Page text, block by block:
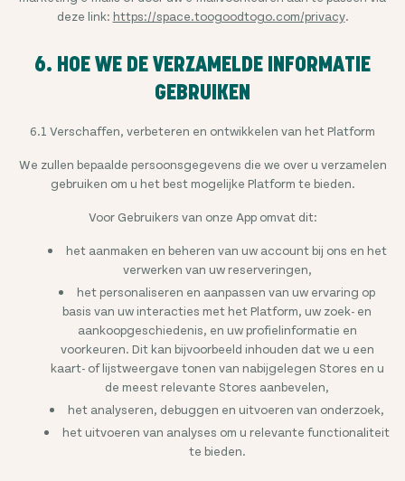
deze link: https://space.toogoodtogo.com/privacy.
6. HOE WE DE VERZAMELDE INFORMATIE
GEBRUIKEN
6.1 Verschaffen, verbeteren en ontwikkelen van het Platform
We zullen bepaalde persoonsgegevens die we over u verzamelen
gebruiken om u het best mogelijke Platform te bieden.
Voor Gebruikers van onze App omvat dit:
het aanmaken en beheren van uw account bij ons en het
verwerken van uw reserveringen,
het personaliseren en aanpassen van uw ervaring op
basis van uw interacties met het Platform, uw zoek- en
aankoopgeschiedenis, en uw profielinformatie en
voorkeuren. Dit kan bijvoorbeeld inhouden dat we u een
kaart- of lijstweergave tonen van nabijgelegen Stores en u
de meest relevante Stores aanbevelen,
het analyseren, debuggen en uitvoeren van onderzoek,
het uitvoeren van analyses om u relevante functionaliteit
te bieden.